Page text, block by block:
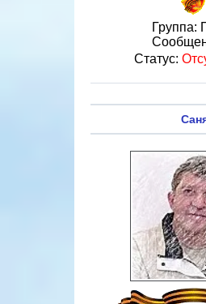
Группа:
Статус: